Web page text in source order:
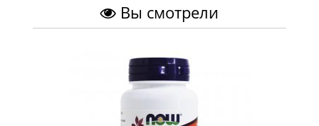
Вы смотрели